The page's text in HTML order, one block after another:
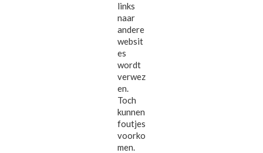
links
naar
andere
websit
es
wordt
verwez
en.
Toch
kunnen
foutjes
voorko
men.